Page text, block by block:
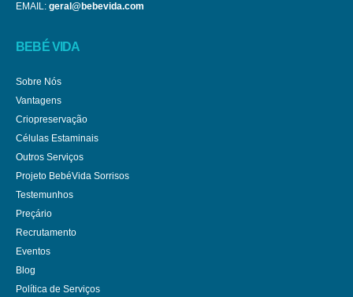
EMAIL: geral@bebevida.com
BEBÉ VIDA
Sobre Nós
Vantagens
Criopreservação
Células Estaminais
Outros Serviços
Projeto BebéVida Sorrisos
Testemunhos
Preçário
Recrutamento
Eventos
Blog
Política de Serviços